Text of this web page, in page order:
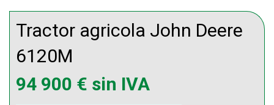
Tractor agricola John Deere
6120M
94 900 € sin IVA